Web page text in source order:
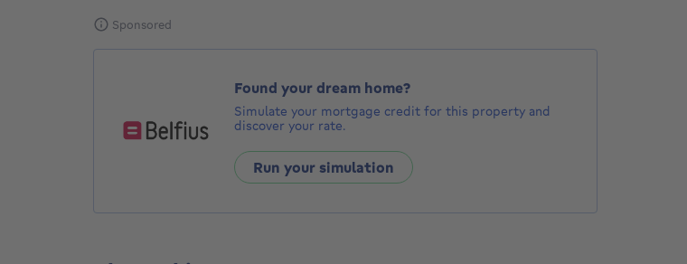
Sponsored
Found your dream home?
Simulate your mortgage credit for this property and
discover your rate.
Run your simulation